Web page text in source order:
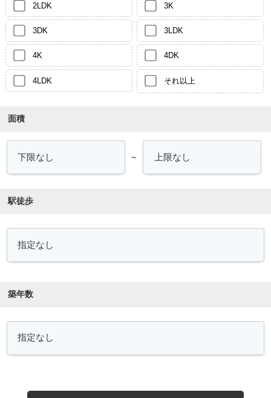
2LDK 3K
3DK 3LDK
4K 4DK
4LDK それ以上
面積
～
駅徒歩
築年数